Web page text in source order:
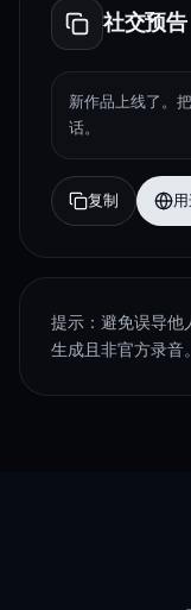
社交预告
新作品上线了。
话。
复制
提示：避免误导他
生成且非官方录音。